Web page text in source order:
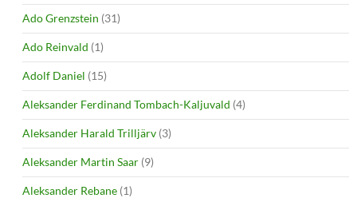
Ado Grenzstein (31)
Ado Reinvald (1)
Adolf Daniel (15)
Aleksander Ferdinand Tombach-Kaljuvald (4)
Aleksander Harald Trilljärv (3)
Aleksander Martin Saar (9)
Aleksander Rebane (1)